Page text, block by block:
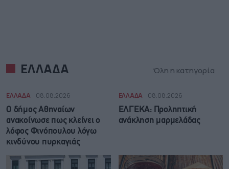
ΕΛΛΑΔΑ Όλη η κατηγορία
ΕΛΛΑΔΑ 08.08.2026
Ο δήμος Αθηναίων
ανακοίνωσε πως κλείνει ο
λόφος Φινόπουλου λόγω
κινδύνου πυρκαγιάς
ΕΛΛΑΔΑ 08.08.2026
ΕΛΓΕΚΑ: Προληπτική
ανάκληση μαρμελάδας